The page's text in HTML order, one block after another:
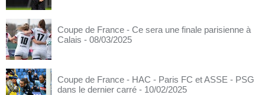
Coupe de France - Ce sera une finale parisienne à
Calais - 08/03/2025
Coupe de France - HAC - Paris FC et ASSE - PSG
dans le dernier carré - 10/02/2025